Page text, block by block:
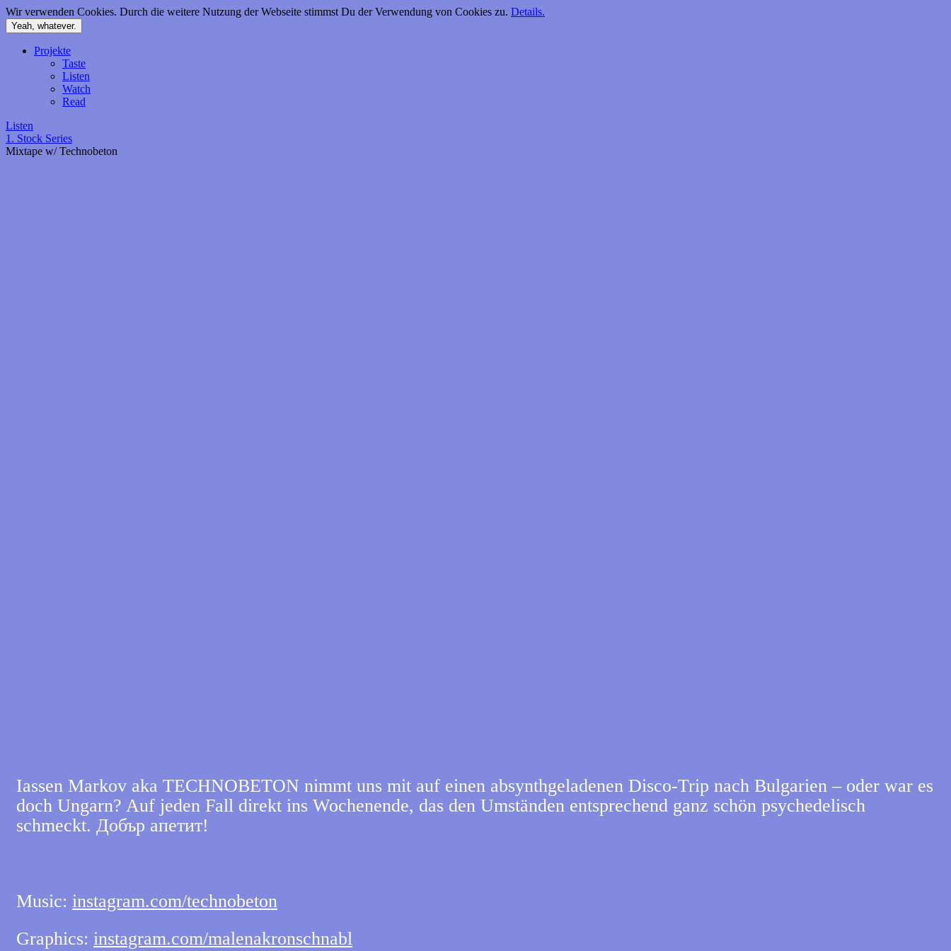
Wir verwenden Cookies. Durch die weitere Nutzung der Webseite stimmst Du der Verwendung von Cookies zu. Details.
Yeah, whatever.
Inhalt
Projekte
Taste
Listen
Watch
Read
Listen
1. Stock Series
Mixtape w/ Technobeton
Iassen Markov aka TECHNOBETON nimmt uns mit auf einen absynthgeladenen Disco-Trip nach Bulgarien – oder war es
doch Ungarn? Auf jeden Fall direkt ins Wochenende, das den Umständen entsprechend ganz schön psychedelisch
schmeckt. Добър апетит!
Music: instagram.com/technobeton
Graphics: instagram.com/malenakronschnabl